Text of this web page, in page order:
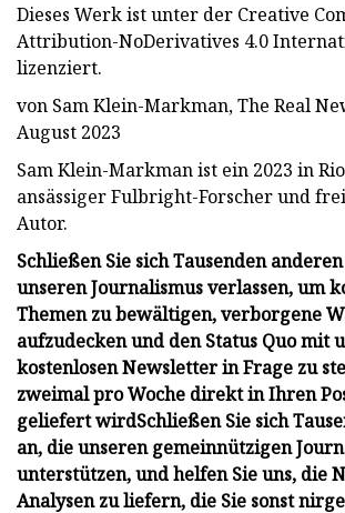
Dieses Werk ist unter der Creative
Attribution-NoDerivatives 4.0
lizenziert.
von Sam Klein-Markman, The Real
August 2023
Sam Klein-Markman ist ein 2023 in
ansässiger Fulbright-Forscher und
Autor.
Schließen Sie sich Tausenden
unseren Journalismus verlassen, um
Themen zu bewältigen, verborgene
aufzudecken und den Status Quo mit
kostenlosen Newsletter in Frage zu
zweimal pro Woche direkt in Ihren
geliefert wirdSchließen Sie sich
an, die unseren gemeinnützigen
unterstützen, und helfen Sie uns, die
Analysen zu liefern, die Sie sonst